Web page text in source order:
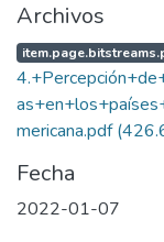
Archivos
mericana.pdf
Fecha
2022-01-07